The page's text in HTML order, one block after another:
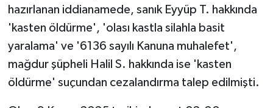
hazırlanan iddianamede, sanık Eyyüp T. hakkında
'kasten öldürme', 'olası kastla silahla basit
yaralama' ve '6136 sayılı Kanuna muhalefet',
mağdur şüpheli Halil S. hakkında ise 'kasten
öldürme' suçundan cezalandırma talep edilmişti.